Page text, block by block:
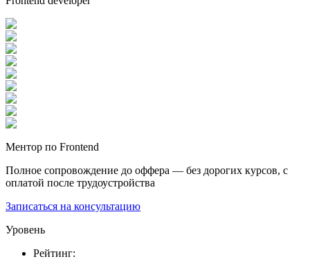
Ментор по Frontend
Полное сопровождение до оффера — без дорогих курсов, с
оплатой после трудоустройства
Записаться на консультацию
Уровень
Рейтинг: